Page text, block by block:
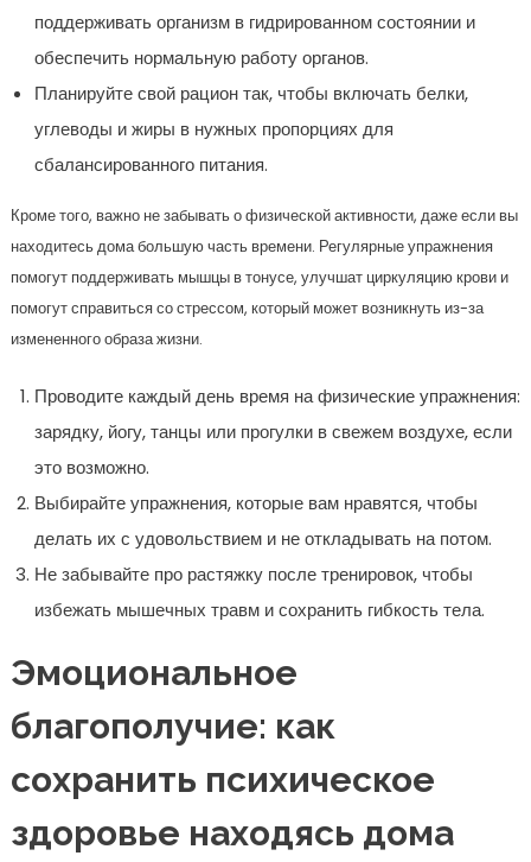
поддерживать организм в гидрированном состоянии и
обеспечить нормальную работу органов.
Планируйте свой рацион так, чтобы включать белки,
углеводы и жиры в нужных пропорциях для
сбалансированного питания.
Кроме того, важно не забывать о физической активности, даже если вы
находитесь дома большую часть времени. Регулярные упражнения
помогут поддерживать мышцы в тонусе, улучшат циркуляцию крови и
помогут справиться со стрессом, который может возникнуть из-за
измененного образа жизни.
Проводите каждый день время на физические упражнения:
зарядку, йогу, танцы или прогулки в свежем воздухе, если
это возможно.
Выбирайте упражнения, которые вам нравятся, чтобы
делать их с удовольствием и не откладывать на потом.
Не забывайте про растяжку после тренировок, чтобы
избежать мышечных травм и сохранить гибкость тела.
Эмоциональное
благополучие: как
сохранить психическое
здоровье находясь дома